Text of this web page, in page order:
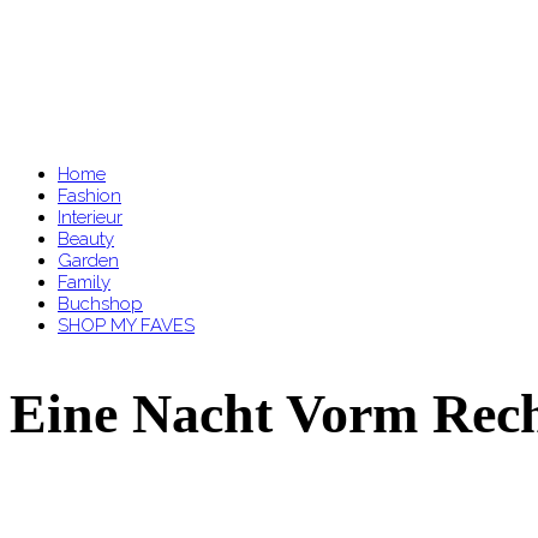
Home
Fashion
Interieur
Beauty
Garden
Family
Buchshop
SHOP MY FAVES
Eine Nacht Vorm